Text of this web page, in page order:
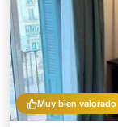
Muy bien valorado